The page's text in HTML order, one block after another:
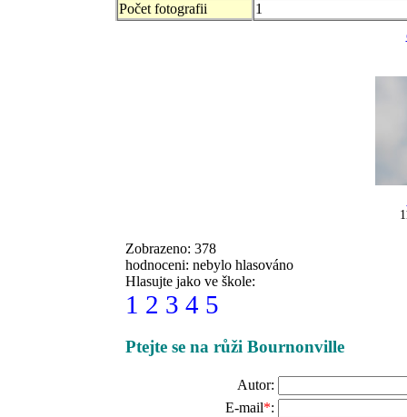
Počet fotografii
1
Zobrazeno: 378
hodnoceni: nebylo hlasováno
Hlasujte jako ve škole:
1 2 3 4 5
Ptejte se na růži Bournonville
Autor:
E-mail*: